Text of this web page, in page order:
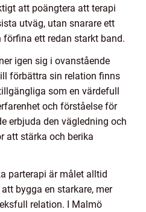
att poängtera att terapi
utväg, utan snarare ett
ett redan starkt band.
igen sig i ovanstående
förbättra sin relation finns
som en värdefull
och förståelse för
erbjuda den vägledning och
att stärka och berika
parterapi är målet alltid
bygga en starkare, mer
relation. I Malmö